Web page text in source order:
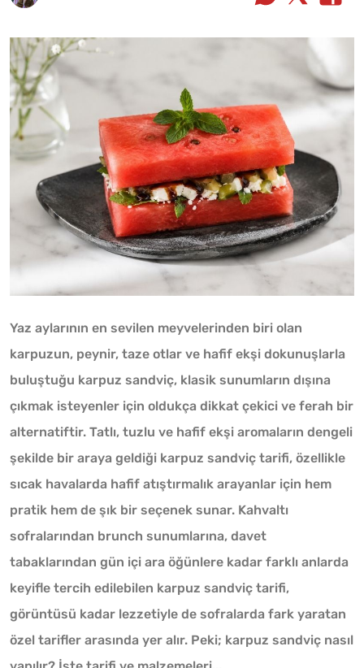
Yaz aylarının en sevilen meyvelerinden biri olan
karpuzun, peynir, taze otlar ve hafif ekşi dokunuşlarla
buluştuğu karpuz sandviç, klasik sunumların dışına
çıkmak isteyenler için oldukça dikkat çekici ve ferah bir
alternatiftir. Tatlı, tuzlu ve hafif ekşi aromaların dengeli
şekilde bir araya geldiği karpuz sandviç tarifi, özellikle
sıcak havalarda hafif atıştırmalık arayanlar için hem
pratik hem de şık bir seçenek sunar. Kahvaltı
sofralarından brunch sunumlarına, davet
tabaklarından gün içi ara öğünlere kadar farklı anlarda
keyifle tercih edilebilen karpuz sandviç tarifi,
görüntüsü kadar lezzetiyle de sofralarda fark yaratan
özel tarifler arasında yer alır. Peki; karpuz sandviç nasıl